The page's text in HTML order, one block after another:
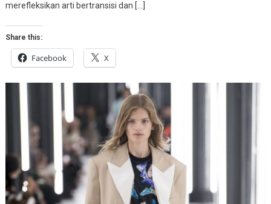
merefleksikan arti bertransisi dan […]
Share this:
Facebook X